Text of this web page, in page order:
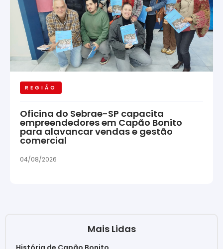
REGIÃO
Oficina do Sebrae-SP capacita
empreendedores em Capão Bonito
para alavancar vendas e gestão
comercial
04/08/2026
Mais Lidas